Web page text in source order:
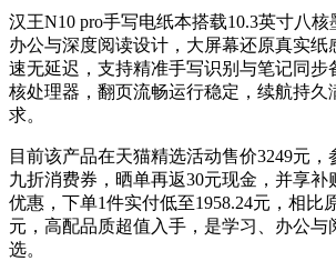
汉王N10 pro手写电纸本搭载10.3英寸八
办公与深度阅读设计，大屏幕还原真实纸
速无延迟，支持精准手写识别与笔记同步
核处理器，翻页流畅运行稳定，续航持久
求。
目前该产品在天猫精选活动售价3249元，
九折消费券，晒单再返30元现金，并享补
优惠，下单1件实付低至1958.24元，相比
元，高配品质超值入手，是学习、办公与
选。